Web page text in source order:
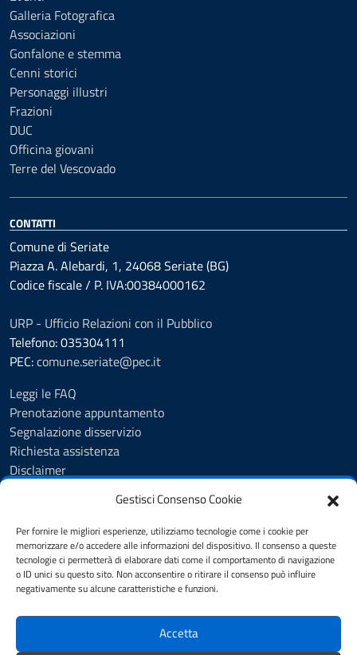
Gestisci Consenso Cookie
Per fornire le migliori esperienze, utilizziamo tecnologie come i cookie per
memorizzare e/o accedere alle informazioni del dispositivo. Il consenso a queste
tecnologie ci permetterà di elaborare dati come il comportamento di navigazione
o ID unici su questo sito. Non acconsentire o ritirare il consenso può influire
negativamente su alcune caratteristiche e funzioni.
Accetta
Galleria Fotografica
Associazioni
Gonfalone e stemma
Cenni storici
Personaggi illustri
Frazioni
DUC
Officina giovani
Terre del Vescovado
CONTATTI
Comune di Seriate
Piazza A. Alebardi, 1, 24068 Seriate (BG)
Codice fiscale / P. IVA:00384000162
URP - Ufficio Relazioni con il Pubblico
Telefono: 035304111
PEC:comune.seriate@pec.it
Leggi le FAQ
Prenotazione appuntamento
Segnalazione disservizio
Richiesta assistenza
Disclaimer
Cookie Policy
Informativa privacy
Dichiarazione di accessibilità
Note legali